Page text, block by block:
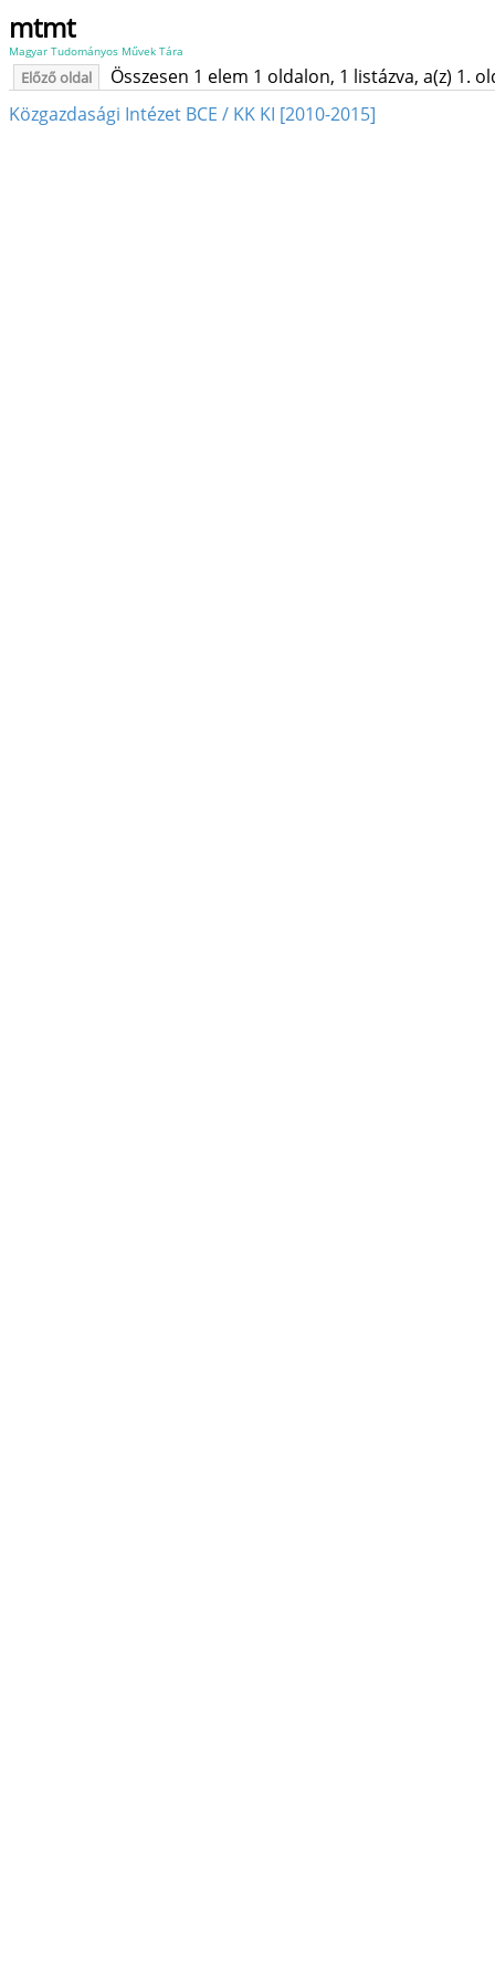
mtmt
Magyar Tudományos Művek Tára
Előző oldal
Összesen 1 elem 1 oldalon, 1 listázva, a(z) 1.
Közgazdasági Intézet BCE / KK KI [2010-2015]